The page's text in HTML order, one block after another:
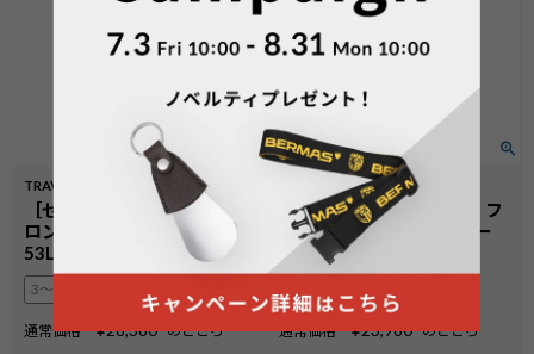
TRAVEL SMART
［セール品］No.60551：フ
ロントオープンファスナー
53L 56cm
3〜4泊
通常価格 ¥28,380 のところ
TRAVEL SMART
［セール品］No.60550：フ
ロントオープンファスナー
37L 50cm
1〜2泊
通常価格 ¥23,980 のところ